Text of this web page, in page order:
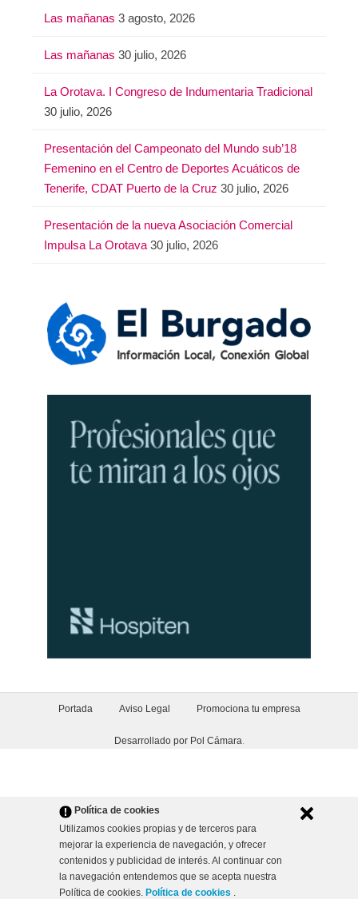
Política de cookies
Utilizamos cookies propias y de terceros para
mejorar la experiencia de navegación, y ofrecer
contenidos y publicidad de interés. Al continuar con
la navegación entendemos que se acepta nuestra
Política de cookies. Política de cookies .
Las mañanas 3 agosto, 2026
Las mañanas 30 julio, 2026
La Orotava. I Congreso de Indumentaria Tradicional
30 julio, 2026
Presentación del Campeonato del Mundo sub’18
Femenino en el Centro de Deportes Acuáticos de
Tenerife, CDAT Puerto de la Cruz 30 julio, 2026
Presentación de la nueva Asociación Comercial
Impulsa La Orotava 30 julio, 2026
Portada Aviso Legal Promociona tu empresa
Desarrollado por Pol Cámara.